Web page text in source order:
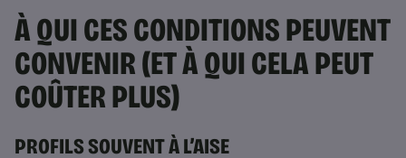
À QUI CES CONDITIONS PEUVENT
CONVENIR (ET À QUI CELA PEUT
COÛTER PLUS)
PROFILS SOUVENT À L’AISE